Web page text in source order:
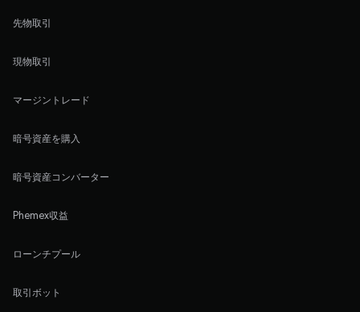
先物取引
現物取引
マージントレード
暗号資産を購入
暗号資産コンバーター
Phemex収益
ローンチプール
取引ボット